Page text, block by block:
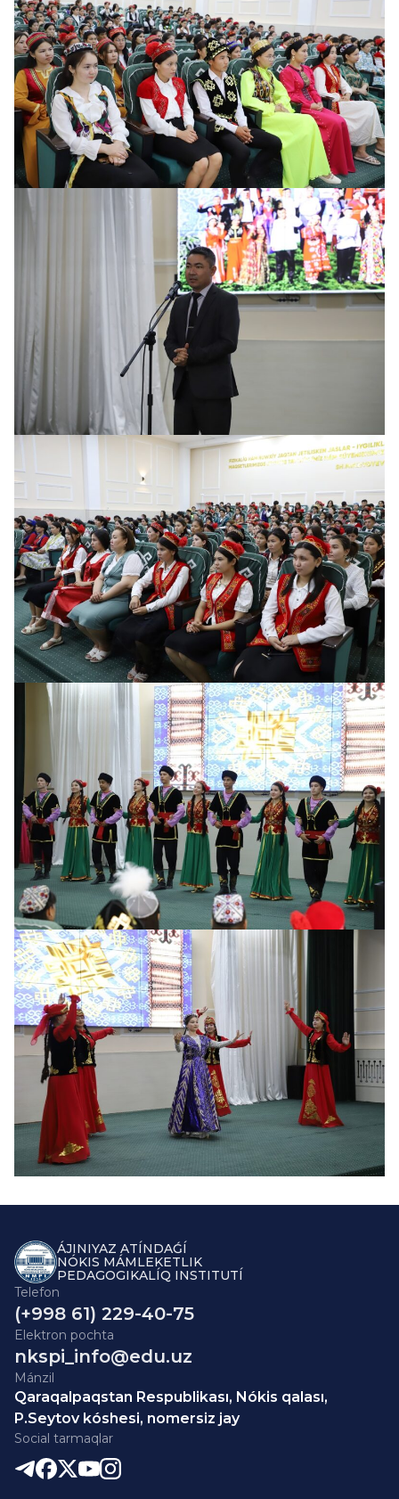
ÁJINIYAZ ATÍNDAǴÍ
NÓKIS MÁMLEKETLIK
PEDAGOGIKALÍQ INSTITUTÍ
Telefon
(+998 61) 229-40-75
Elektron pochta
nkspi_info@edu.uz
Mánzil
Qaraqalpaqstan Respublikası, Nókis qalası,
P.Seytov kóshesi, nomersiz jay
Social tarmaqlar